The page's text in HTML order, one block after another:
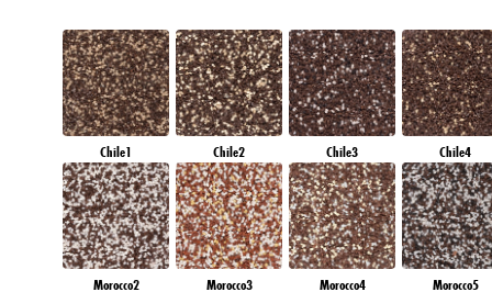
Chile1 Chile2 Chile3 Chile4
Morocco2 Morocco3 Morocco4 Morocco5